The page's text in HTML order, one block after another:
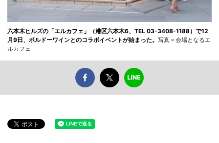
六本木ヒルズの「エルカフェ」（港区六本木6、TEL 03-3408-1188）で12
月9日、ボルドーワインとのコラボイベントが始まった。 写真＝会場となるエ
ルカフェ